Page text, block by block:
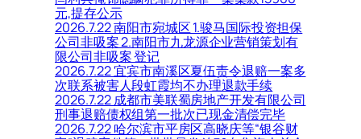
元,提存公示
2026.7.22 南阳市宛城区 1.骏马国际投资担保
公司非吸案 2.南阳市九龙源企业营销策划有
限公司非吸案 登记
2026.7.22 宜宾市南溪区夏伍责令退赔一案多
次联系被害人段虹霞均不办理退款手续
2026.7.22 成都市美联蜀房地产开发有限公司
刑事退赔债权组第一批次已现金清偿完毕
2026.7.22 哈尔滨市平房区高晓庆等“银谷财